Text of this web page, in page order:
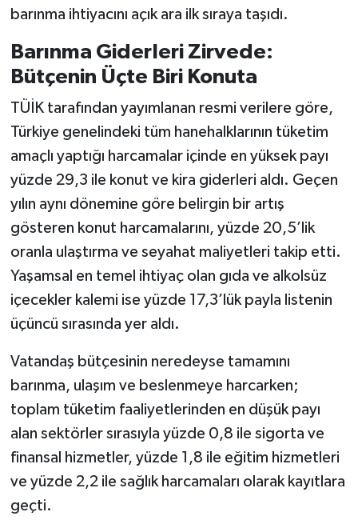
barınma ihtiyacını açık ara ilk sıraya taşıdı.
Barınma Giderleri Zirvede:
Bütçenin Üçte Biri Konuta
TÜİK tarafından yayımlanan resmi verilere göre,
Türkiye genelindeki tüm hanehalklarının tüketim
amaçlı yaptığı harcamalar içinde en yüksek payı
yüzde 29,3 ile konut ve kira giderleri aldı. Geçen
yılın aynı dönemine göre belirgin bir artış
gösteren konut harcamalarını, yüzde 20,5’lik
oranla ulaştırma ve seyahat maliyetleri takip etti.
Yaşamsal en temel ihtiyaç olan gıda ve alkolsüz
içecekler kalemi ise yüzde 17,3’lük payla listenin
üçüncü sırasında yer aldı.
Vatandaş bütçesinin neredeyse tamamını
barınma, ulaşım ve beslenmeye harcarken;
toplam tüketim faaliyetlerinden en düşük payı
alan sektörler sırasıyla yüzde 0,8 ile sigorta ve
finansal hizmetler, yüzde 1,8 ile eğitim hizmetleri
ve yüzde 2,2 ile sağlık harcamaları olarak kayıtlara
geçti.